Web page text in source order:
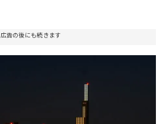
広告の後にも続きます